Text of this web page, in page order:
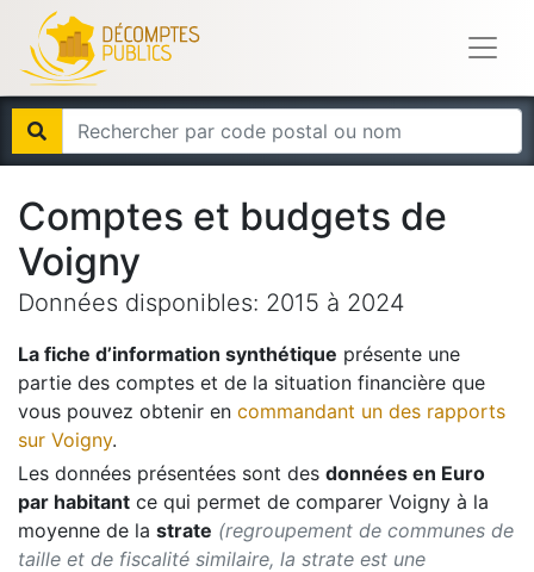
Comptes et budgets de
Voigny
Données disponibles: 2015 à 2024
La fiche d’information synthétique présente une
partie des comptes et de la situation financière que
vous pouvez obtenir en commandant un des rapports
sur Voigny.
Les données présentées sont des données en Euro
par habitant ce qui permet de comparer Voigny à la
moyenne de la strate (regroupement de communes de
taille et de fiscalité similaire, la strate est une